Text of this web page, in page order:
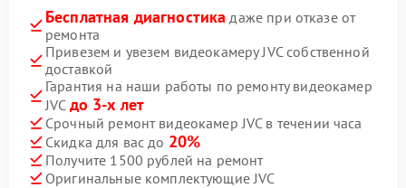
Бесплатная диагностика даже при отказе от
ремонта
Привезем и увезем видеокамеру JVC собственной
доставкой
Гарантия на наши работы по ремонту видеокамер
JVC до 3-х лет
Срочный ремонт видеокамер JVC в течении часа
Скидка для вас до 20%
Получите 1500 рублей на ремонт
Оригинальные комплектующие JVC